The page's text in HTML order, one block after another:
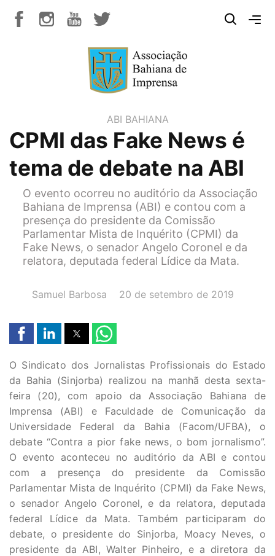
ABI BAHIANA
CPMI das Fake News é
tema de debate na ABI
O evento ocorreu no auditório da Associação
Bahiana de Imprensa (ABI) e contou com a
presença do presidente da Comissão
Parlamentar Mista de Inquérito (CPMI) da
Fake News, o senador Angelo Coronel e da
relatora, deputada federal Lídice da Mata.
AUTOR(A):
Samuel Barbosa DATA:
20 de setembro de 2019
O Sindicato dos Jornalistas Profissionais do Estado
da Bahia (Sinjorba) realizou na manhã desta sexta-
feira (20), com apoio da Associação Bahiana de
Imprensa (ABI) e Faculdade de Comunicação da
Universidade Federal da Bahia (Facom/UFBA), o
debate “Contra a pior fake news, o bom jornalismo”.
O evento aconteceu no auditório da ABI e contou
com a presença do presidente da Comissão
Parlamentar Mista de Inquérito (CPMI) da Fake News,
o senador Angelo Coronel, e da relatora, deputada
federal Lídice da Mata. Também participaram do
debate, o presidente do Sinjorba, Moacy Neves, o
presidente da ABI, Walter Pinheiro, e a diretora da